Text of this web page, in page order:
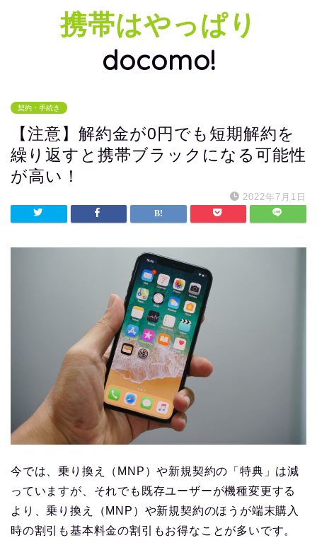
携帯はやっぱり
docomo!
契約・手続き
【注意】解約金が0円でも短期解約を
繰り返すと携帯ブラックになる可能性
が高い！
2022年7月1日
今では、乗り換え（MNP）や新規契約の「特典」は減
っていますが、それでも既存ユーザーが機種変更する
より、乗り換え（MNP）や新規契約のほうが端末購入
時の割引も基本料金の割引もお得なことが多いです。